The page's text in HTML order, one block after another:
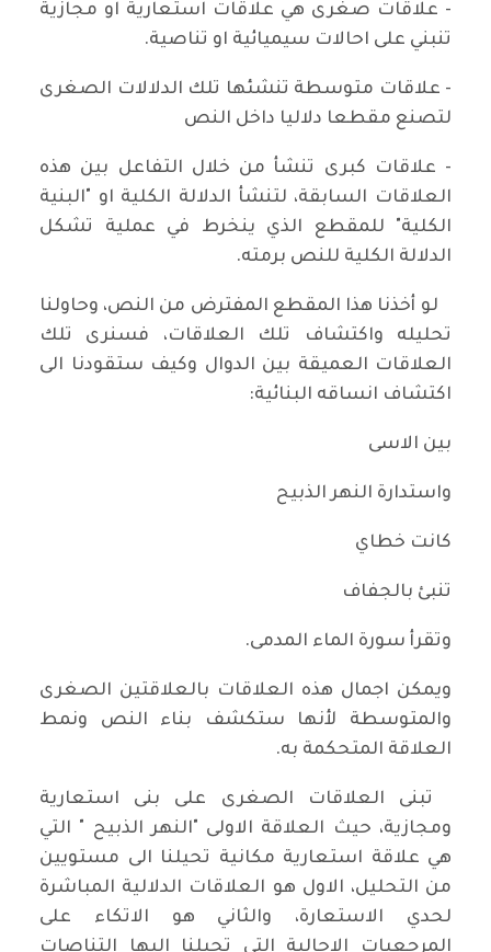
- علاقات صغرى هي علاقات استعارية او مجازية
تنبني على احالات سيميائية او تناصية.
- علاقات متوسطة تنشئها تلك الدلالات الصغرى
لتصنع مقطعا دلاليا داخل النص
- علاقات كبرى تنشأ من خلال التفاعل بين هذه
العلاقات السابقة، لتنشأ الدلالة الكلية او "البنية
الكلية" للمقطع الذي ينخرط في عملية تشكل
الدلالة الكلية للنص برمته.
لو أخذنا هذا المقطع المفترض من النص، وحاولنا
تحليله واكتشاف تلك العلاقات، فسنرى تلك
العلاقات العميقة بين الدوال وكيف ستقودنا الى
اكتشاف انساقه البنائية:
بين الاسى
واستدارة النهر الذبيح
كانت خطاي
تنبئ بالجفاف
وتقرأ سورة الماء المدمى.
ويمكن اجمال هذه العلاقات بالعلاقتين الصغرى
والمتوسطة لأنها ستكشف بناء النص ونمط
العلاقة المتحكمة به.
تبنى العلاقات الصغرى على بنى استعارية
ومجازية، حيث العلاقة الاولى "النهر الذبيح " التي
هي علاقة استعارية مكانية تحيلنا الى مستويين
من التحليل، الاول هو العلاقات الدلالية المباشرة
لحدي الاستعارة، والثاني هو الاتكاء على
المرجعيات الاحالية التي تحيلنا اليها التناصات